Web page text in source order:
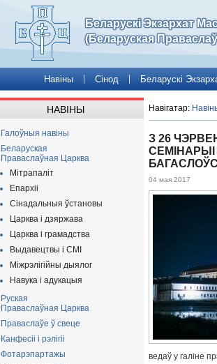
Беларускі Экзархат
(Беларуская
Навіны Сінод Беларускі
НАВІНЫ
Галоўныя навіны
Беларуская
Праваслаўная Царква
Мітрапаліт
Епархіі
Сінадальныя ўстановы
Царква і дзяржава
Царква і грамадства
Выдавецтвы і СМІ
Міжрэлігійны дыялог
Навука і адукацыя
Руская
Праваслаўная Царква
Праваслаўе ў свеце
Канфесіі і рэлігіі
Фотарэпартажы
Навігатар:
З 26
04 мая 2017
ведаў у галіне